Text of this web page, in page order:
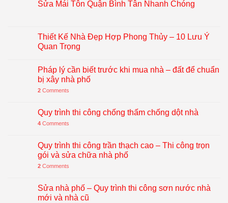
Sửa Mái Tôn Quận Bình Tân Nhanh Chóng
Thiết Kế Nhà Đẹp Hợp Phong Thủy – 10 Lưu Ý
Quan Trọng
Pháp lý cần biết trước khi mua nhà – đất để chuẩn
bị xây nhà phố
2 Comments
Quy trình thi công chống thấm chống dột nhà
4 Comments
Quy trình thi công trần thạch cao – Thi công trọn
gói và sửa chữa nhà phố
2 Comments
Sửa nhà phố – Quy trình thi công sơn nước nhà
mới và nhà cũ